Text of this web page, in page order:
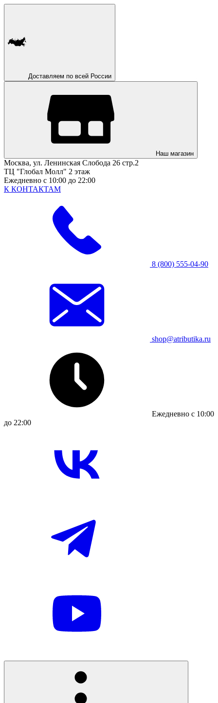
Доставляем по всей России
Наш магазин
Москва, ул. Ленинская Слобода 26 стр.2
ТЦ "Глобал Молл" 2 этаж
Ежедневно с 10:00 до 22:00
К КОНТАКТАМ
8 (800) 555-04-90
shop@atributika.ru
Ежедневно с 10:00
до 22:00